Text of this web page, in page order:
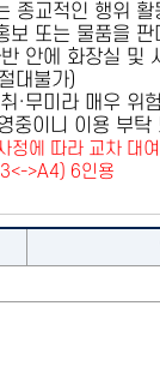
종교적인 행위 활
보 또는 물품을 판
안에 화장실 및
대불가)
·무미라 매우 위
중이니 이용 부탁
정에 따라 교차 대
>A4) 6인용